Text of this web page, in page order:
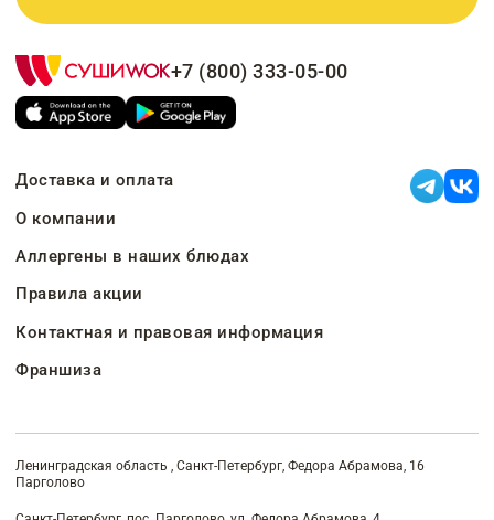
+7 (800) 333-05-00
Доставка и оплата
О компании
Аллергены в наших блюдах
Правила акции
Контактная и правовая информация
Франшиза
Ленинградская область , Санкт-Петербург, Федора Абрамова, 16
Парголово